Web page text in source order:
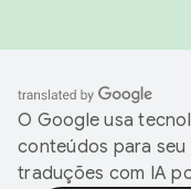
O Google usa
conteúdos para
traduções com IA